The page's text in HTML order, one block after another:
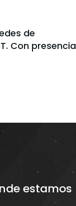
de
Con presencia
estamos